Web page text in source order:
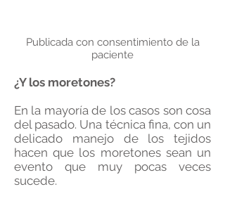
Publicada con consentimiento de la
paciente
¿Y los moretones?
En la mayoría de los casos son cosa
del pasado. Una técnica fina, con un
delicado manejo de los tejidos
hacen que los moretones sean un
evento que muy pocas veces
sucede.